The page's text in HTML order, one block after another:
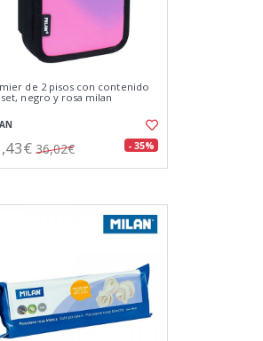
de 2 pisos con contenido
negro y rosa milan
36,02€ - 35%